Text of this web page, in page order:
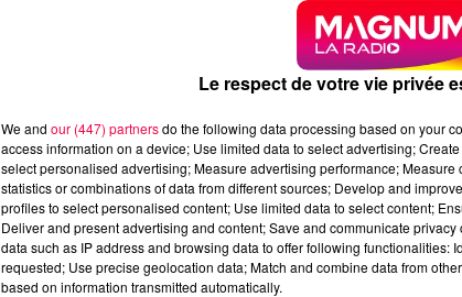
Le respect de votre vie privée
We and our (447) partnersdo the following data processing based on your
access information on a device; Use limited data to select advertising;
select personalised advertising; Measure advertising performance;
statistics or combinations of data from different sources; Develop and
profiles to select personalised content; Use limited data to select content;
Deliver and present advertising and content; Save and communicate
data such as IP address and browsing data to offer following functionalities:
requested; Use precise geolocation data; Match and combine data from
based on information transmitted automatically.